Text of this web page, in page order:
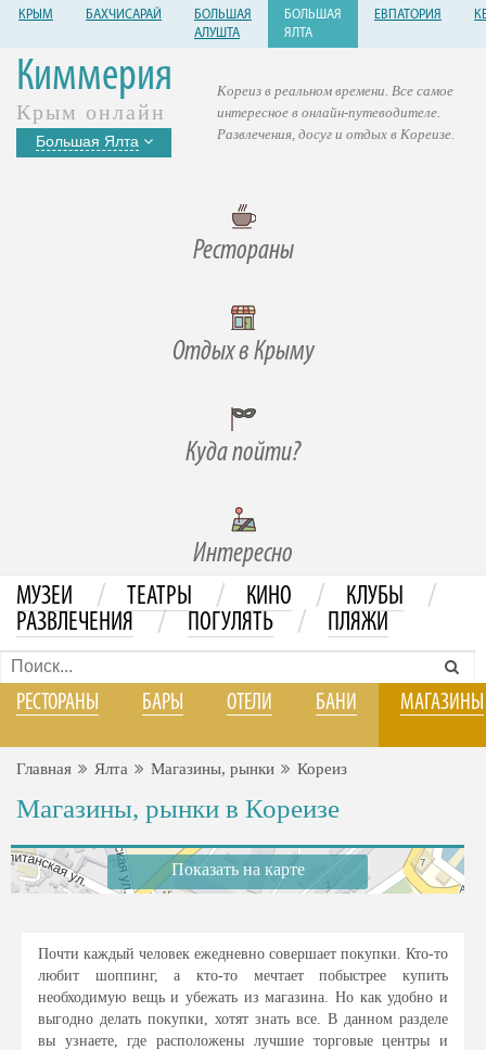
КРЫМ БАХЧИСАРАЙ
БОЛЬШАЯ
АЛУШТА
БОЛЬШАЯ
ЯЛТА
ЕВПАТОРИЯ
Киммерия
Крым онлайн
Большая Ялта
Рестораны
Отдых в Крыму
Куда пойти?
Интересно
Кореиз в реальном времени. Все самое
интересное в онлайн-путеводителе.
Развлечения, досуг и отдых в Кореизе.
МУЗЕИ / ТЕАТРЫ / КИНО / КЛУБЫ /
РАЗВЛЕЧЕНИЯ / ПОГУЛЯТЬ / ПЛЯЖИ
РЕСТОРАНЫ БАРЫ ОТЕЛИ БАНИ МАГАЗИНЫ
Главная Ялта Магазины, рынки Кореиз
Магазины, рынки в Кореизе
Показать на карте
Почти каждый человек ежедневно совершает покупки. Кто-то
любит шоппинг, а кто-то мечтает побыстрее купить
необходимую вещь и убежать из магазина. Но как удобно и
выгодно делать покупки, хотят знать все. В данном разделе
вы узнаете, где расположены лучшие торговые центры и